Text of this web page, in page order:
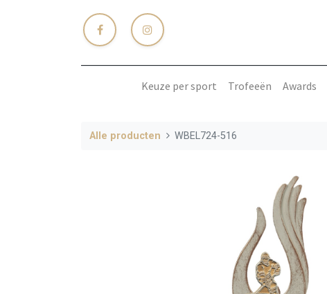
Keuze per sport Trofeeën Awards
Alle producten WBEL724-516